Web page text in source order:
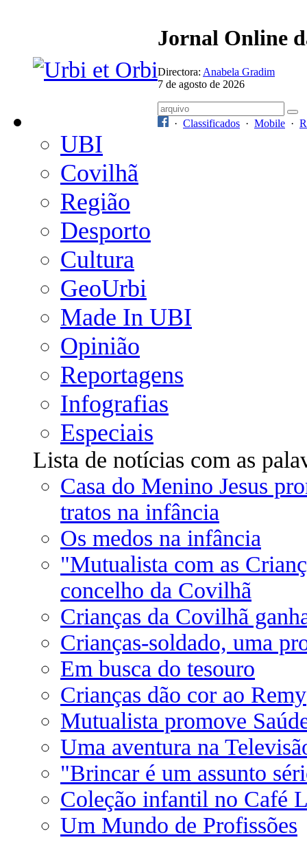
Jornal Online
Directora: Anabela Gradim
7 de agosto de 2026
· Classificados · Mobile ·
UBI
Covilhã
Região
Desporto
Cultura
GeoUrbi
Made In UBI
Opinião
Reportagens
Infografias
Especiais
Lista de notícias com as
Casa do Menino Jesus
tratos na infância
Os medos na infância
"Mutualista com as
concelho da Covilhã
Crianças da Covilhã
Crianças-soldado, uma
Em busca do tesouro
Crianças dão cor ao Remy
Mutualista promove
Uma aventura na
"Brincar é um assunto
Coleção infantil no Café
Um Mundo de Profissões